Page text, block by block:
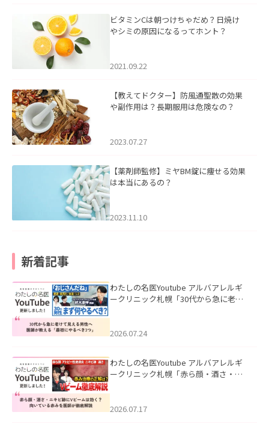
ビタミンCは朝つけちゃだめ？日焼け
やシミの原因になるってホント？
2021.09.22
【教えてドクター】防風通聖散の効果
や副作用は？長期服用は危険なの？
2023.07.27
【薬剤師監修】ミヤBM錠に痩せる効果
は本当にあるの？
2023.11.10
新着記事
わたしの名医Youtube アルバアレルギ
ークリニック札幌「30代から急に老け
た。
2026.07.24
わたしの名医Youtube アルバアレルギ
ークリニック札幌「赤ら顔・酒さ・ニ
した。
2026.07.17